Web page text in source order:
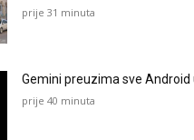
prije 31 minuta
Gemini preuzima sve Android
prije 40 minuta